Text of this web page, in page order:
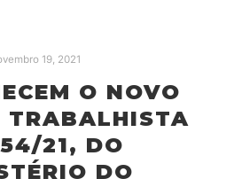
19, 2021
O NOVO
TRABALHISTA
21, DO
DO